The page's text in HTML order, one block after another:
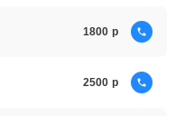
1800
2500